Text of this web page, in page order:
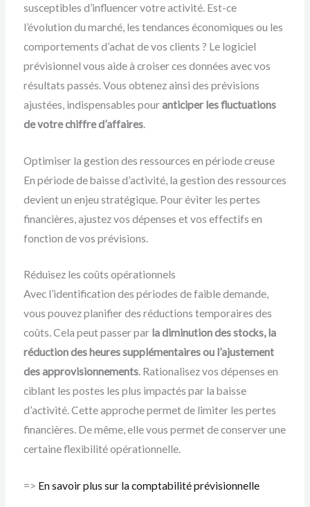
susceptibles d’influencer votre activité. Est-ce
l’évolution du marché, les tendances économiques ou les
comportements d’achat de vos clients ? Le logiciel
prévisionnel vous aide à croiser ces données avec vos
résultats passés. Vous obtenez ainsi des prévisions
ajustées, indispensables pouranticiper les fluctuations
de votre chiffre d’affaires.
Optimiser la gestion des ressources en période creuse
En période de baisse d’activité, la gestion des ressources
devient un enjeu stratégique. Pour éviter les pertes
financières, ajustez vos dépenses et vos effectifs en
fonction de vos prévisions.
Réduisez les coûts opérationnels
Avec l’identification des périodes de faible demande,
vous pouvez planifier des réductions temporaires des
coûts. Cela peut passer par la diminution des stocks, la
réduction des heures supplémentaires ou l’ajustement
des approvisionnements. Rationalisez vos dépenses en
ciblant les postes les plus impactés par la baisse
d’activité. Cette approche permet de limiter les pertes
financières. De même, elle vous permet de conserver une
certaine flexibilité opérationnelle.
=> En savoir plus sur la comptabilité prévisionnelle